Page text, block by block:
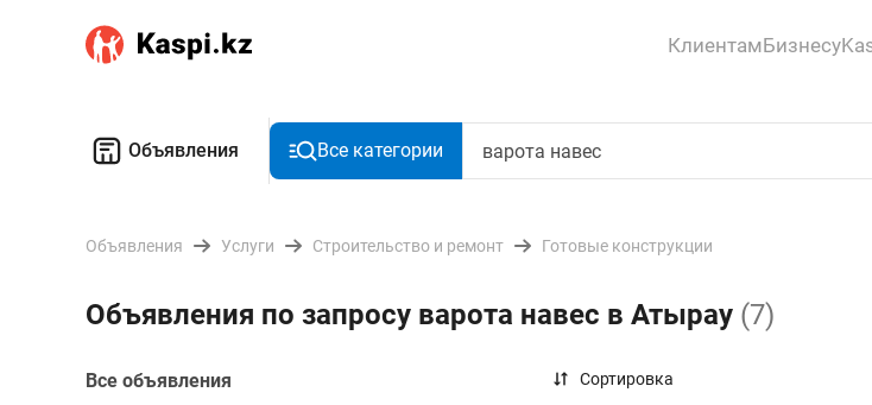
КлиентамБизнесу
Объявления Все категории
Объявления Услуги Строительство и ремонт Готовые конструкции
Объявления по запросу варота навес в Атырау (7)
Все объявления
Сортировка